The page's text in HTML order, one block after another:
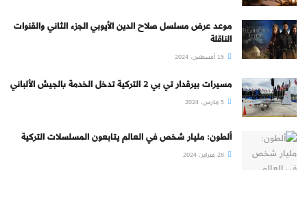
موعد عرض مسلسل صلاح الدين الأيوبي الجزء الثاني والقنوات
الناقلة
مسيرات بيرقدار تي بي 2 التركية تدخل الخدمة بالجيش الألباني
ألطون: مليار شخص في العالم يتابعون المسلسلات التركية